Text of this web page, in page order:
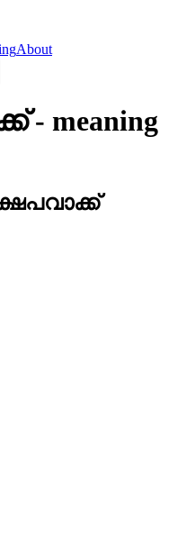
About
- meaning